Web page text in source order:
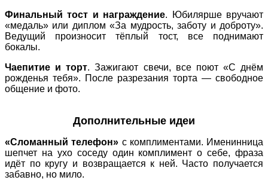
Финальный тост и награждение. Юбилярше вручают
«медаль» или диплом «За мудрость, заботу и доброту».
Ведущий произносит тёплый тост, все поднимают
бокалы.
Чаепитие и торт. Зажигают свечи, все поют «С днём
рожденья тебя». После разрезания торта — свободное
общение и фото.
Дополнительные идеи
«Сломанный телефон» с комплиментами. Именинница
шепчет на ухо соседу один комплимент о себе, фраза
идёт по кругу и возвращается к ней. Часто получается
забавно, но мило.